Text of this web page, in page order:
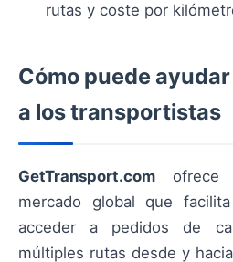
rutas y coste por
Cómo puede
a los transportistas
GetTransport.com ofrece
mercado global que
acceder a pedidos de
múltiples rutas desde y